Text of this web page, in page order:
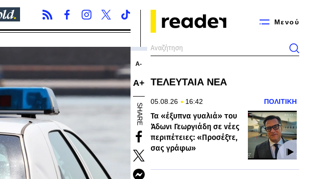
Μενού
Α-
Α+
SHARE
ΤΕΛΕΥΤΑΙΑ ΝΕΑ
05.08.26 16:42 ΠΟΛΙΤΙΚΗ
Τα «έξυπνα γυαλιά» του
Άδωνι Γεωργιάδη σε νέες
περιπέτειες: «Προσέξτε,
σας γράφω»